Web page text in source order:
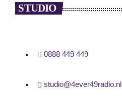
STUDIO
0888 449 449
studio@4ever49radio.nl